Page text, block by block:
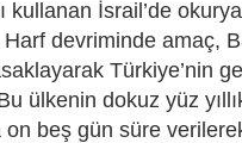
kullanan İsrail’de
devriminde amaç,
Türkiye’nin
ülkenin dokuz yüz
on beş gün süre